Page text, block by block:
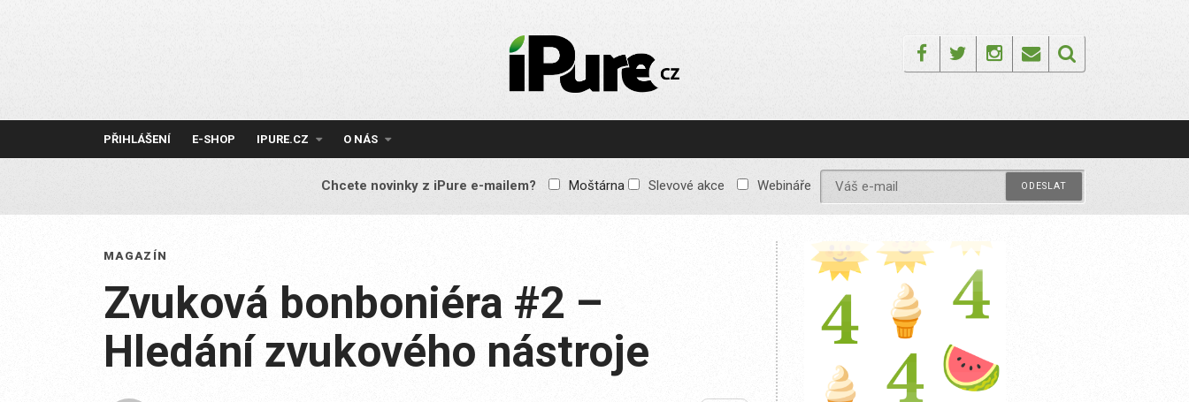
IPURE.CZ
Prémiový Apple e-
reklamy, žádné
obsah pro všechny
FacebookTwitterInstagram
Email
PŘIHLÁŠENÍ E-SHOP IPURE.CZ O NÁS
Chcete novinky z iPure e-mailem? Moštárna Slevové akce Webináře
MAGAZÍN
Zvuková bonboniéra #2 –
Hledání zvukového nástroje